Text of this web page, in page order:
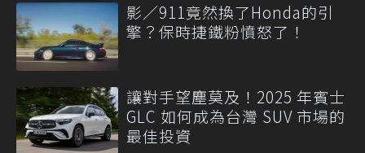
影／911竟然換了Honda的引
擎？保時捷鐵粉憤怒了！
讓對手望塵莫及！2025 年賓士
GLC 如何成為台灣 SUV 市場的
最佳投資